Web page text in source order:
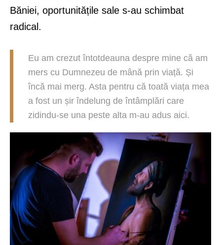
Băniei, oportunitățile sale s-au schimbat
radical.
Eu am crezut întotdeauna despre mine că am
mers cu Dumnezeu de mână prin viață. Și
încă mai merg. Asta pentru că toată viața mea
a fost un șir îndelung de întâmplări care
zidindu-se una peste alta m-au adus aici.